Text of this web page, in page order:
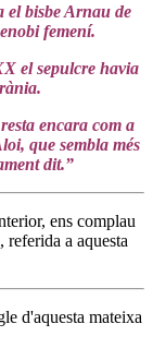
el bisbe Arnau de
femení.
el sepulcre havia
encara com a
que sembla més
dit.”
ens complau
, referida a aquesta
d'aquesta mateixa